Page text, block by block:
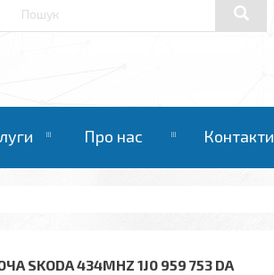
Про нас Контакти
434MHZ 1J0 959 753 DA